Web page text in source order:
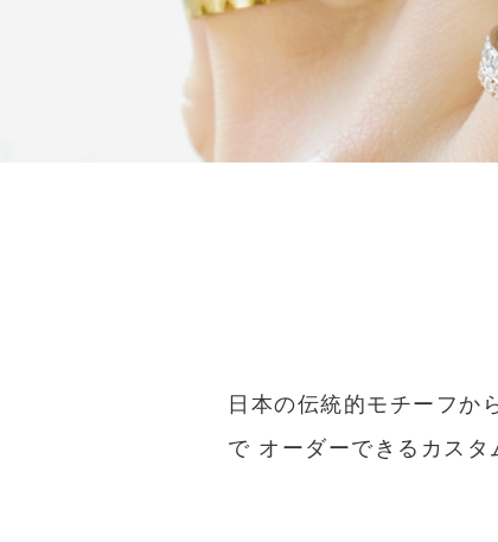
日本の伝統的モチーフか
で オーダーできるカスタ